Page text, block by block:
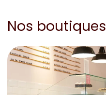
Nos boutiques